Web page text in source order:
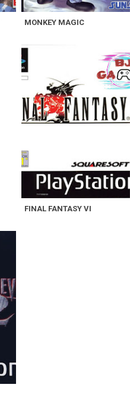
MONKEY MAGIC
FINAL FANTASY VI